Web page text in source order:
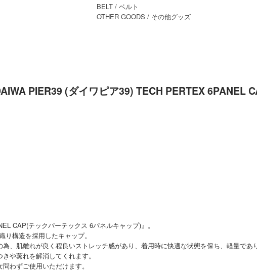
BELT / ベルト
OTHER GOODS / その他グッズ
PIER39 (ダイワピア39) TECH PERTEX 6PANEL
CAP(テックパーテックス 6パネルキャップ)』。
構造を採用したキャップ。
、肌離れが良く程良いストレッチ感があり、着用時に快適な状態を保ち、軽量であ
や蒸れを解消してくれます。
わずご使用いただけます。